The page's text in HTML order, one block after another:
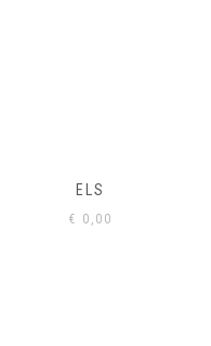
ELS
€ 0,00